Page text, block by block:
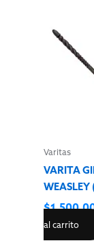
Varitas
VARITA
WEASLEY
$
al carrito